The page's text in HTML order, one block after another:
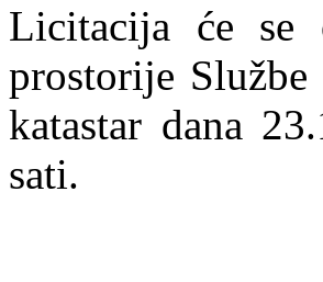
Licitacija će se
prostorije
katastar dana
sati.